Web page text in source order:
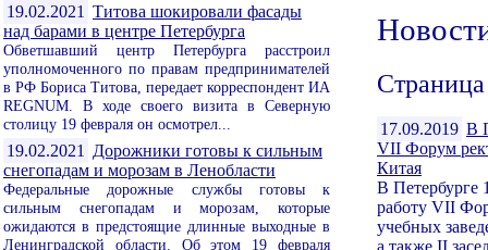
19.02.2021 Титова шокировали фасады
над барами в центре Петербурга
Обветшавший центр Петербурга расстроил
уполномоченного по правам предпринимателей
в РФ Бориса Титова, передает корреспондент ИА
REGNUM. В ходе своего визита в Северную
столицу 19 февраля он осмотрел...
19.02.2021
Дорожники готовы к сильным
снегопадам и морозам в Ленобласти
Федеральные дорожные службы готовы к
сильным снегопадам и морозам, которые
ожидаются в предстоящие длинные выходные в
Ленинградской области. Об этом 19 февраля
17.09.2019 В
VII Форум
Китая
В Петербурге
работу VII
учебных